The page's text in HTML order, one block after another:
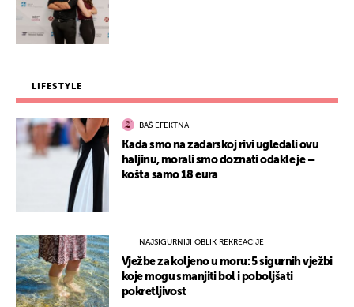
LIFESTYLE
BAŠ EFEKTNA
Kada smo na zadarskoj rivi ugledali ovu
haljinu, morali smo doznati odakle je –
košta samo 18 eura
NAJSIGURNIJI OBLIK REKREACIJE
Vježbe za koljeno u moru: 5 sigurnih vježbi
koje mogu smanjiti bol i poboljšati
pokretljivost